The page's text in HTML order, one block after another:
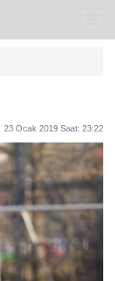
23 Ocak 2019 Saat: 23:22